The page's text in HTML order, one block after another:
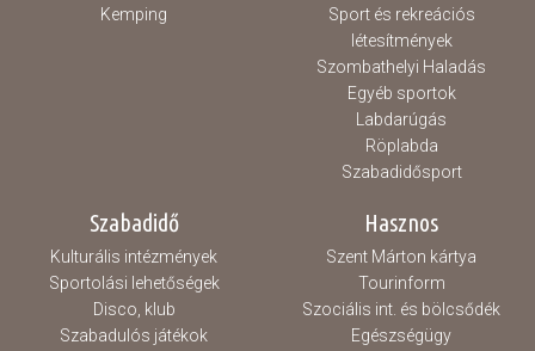
Kemping
Sport és rekreációs
létesítmények
Szombathelyi Haladás
Egyéb sportok
Labdarúgás
Röplabda
Szabadidősport
Szabadidő
Kulturális intézmények
Sportolási lehetőségek
Disco, klub
Szabadulós játékok
Hasznos
Szent Márton kártya
Tourinform
Szociális int. és bölcsődék
Egészségügy